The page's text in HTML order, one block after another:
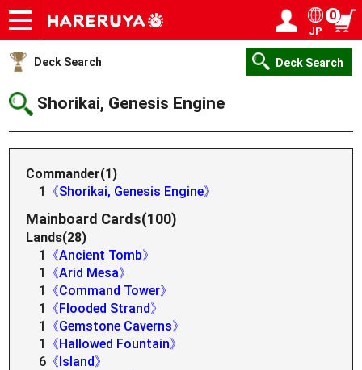
Onlineshop
Articles
Deck Search
Sponsored Players
Shop Info
Event Schedule
Help
Contact
JP
0
Deck Search Deck Search
Shorikai, Genesis Engine
Commander(1)
1
《Shorikai, Genesis Engine》
Mainboard Cards(100)
Lands(28)
1
《Ancient Tomb》
1
《Arid Mesa》
1
《Command Tower》
1
《Flooded Strand》
1
《Gemstone Caverns》
1
《Hallowed Fountain》
6 《Island》